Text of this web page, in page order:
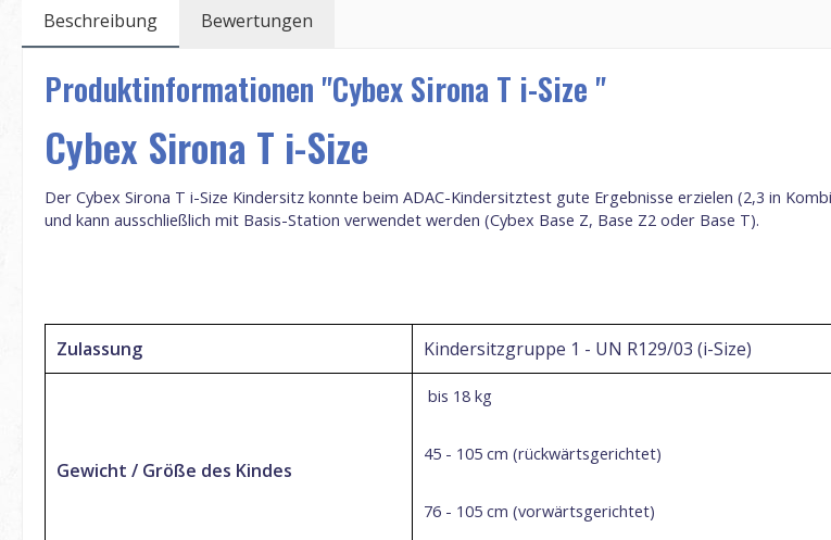
Beschreibung Bewertungen
Produktinformationen "Cybex Sirona T i-Size "
Cybex Sirona T i-Size
Der Cybex Sirona T i-Size Kindersitz konnte beim ADAC-Kindersitztest gute Ergebnisse erzielen (2,3 in
und kann ausschließlich mit Basis-Station verwendet werden (Cybex Base Z, Base Z2 oder Base T).
Zulassung Kindersitzgruppe 1 - UN R129/03 (i-Size)
Gewicht / Größe des Kindes
bis 18 kg
45 - 105 cm (rückwärtsgerichtet)
76 - 105 cm (vorwärtsgerichtet)